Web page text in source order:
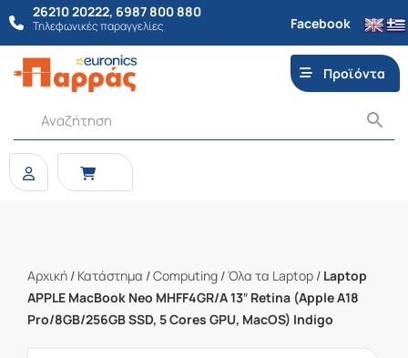
26210 20222, 6987 800 880
Τηλεφωνικές παραγγελίες Facebook
Προϊόντα
Αρχική / Κατάστημα /Computing /Όλα τα Laptop / Laptop
APPLE MacBook Neo MHFF4GR/A 13″ Retina (Apple A18
Pro/8GB/256GB SSD, 5 Cores GPU, MacOS) Indigo